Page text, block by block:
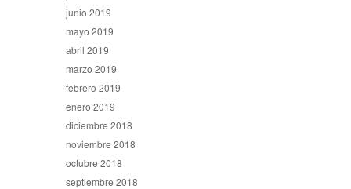
junio 2019
mayo 2019
abril 2019
marzo 2019
febrero 2019
enero 2019
diciembre 2018
noviembre 2018
octubre 2018
septiembre 2018